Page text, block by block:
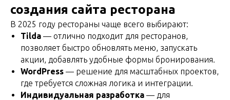
создания сайта ресторана
В 2025 году рестораны чаще всего выбирают:
Tilda — отлично подходит для ресторанов,
позволяет быстро обновлять меню, запускать
акции, добавлять удобные формы бронирования.
WordPress — решение для масштабных проектов,
где требуется сложная логика и интеграции.
Индивидуальная разработка — для